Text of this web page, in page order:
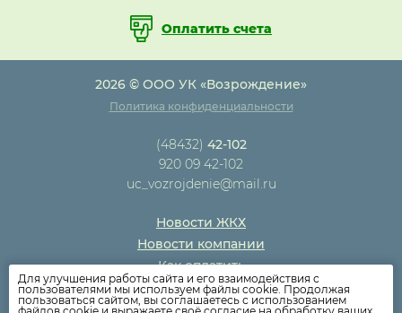
Оплатить счета
2026 © ООО УК «Возрождение»
Политика конфиденциальности
(48432) 42-102
920 09 42-102
uc_vozrojdenie@mail.ru
Новости ЖКХ
Новости компании
Как оплатить
Дома
Раскрытие информации
Для улучшения работы сайта и его взаимодействия с
пользователями мы используем файлы cookie. Продолжая
пользоваться сайтом, вы соглашаетесь с использованием